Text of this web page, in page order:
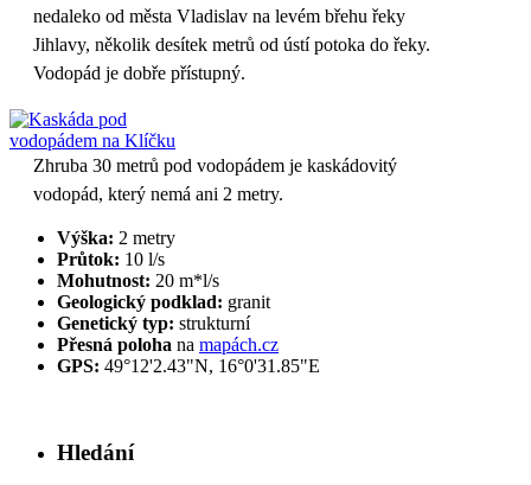
nedaleko od města Vladislav na levém břehu řeky
Jihlavy, několik desítek metrů od ústí potoka do řeky.
Vodopád je dobře přístupný.
Zhruba 30 metrů pod vodopádem je kaskádovitý
vodopád, který nemá ani 2 metry.
Výška: 2 metry
Průtok: 10 l/s
Mohutnost: 20 m*l/s
Geologický podklad: granit
Genetický typ: strukturní
Přesná poloha na mapách.cz
GPS: 49°12'2.43"N, 16°0'31.85"E
Hledání